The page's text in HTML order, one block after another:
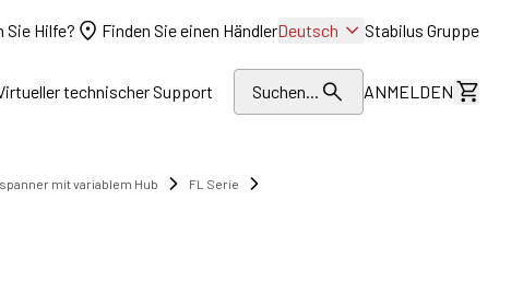
Sie Hilfe? Finden Sie einen HändlerDeutsch Stabilus Gruppe
technischer Support Suchen... ANMELDEN
mit variablem Hub
FL Serie